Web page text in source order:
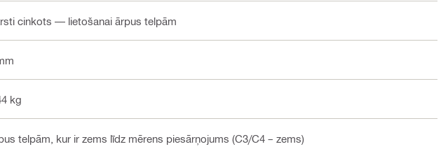
cinkots — lietošanai ārpus telpām
kg
telpām, kur ir zems līdz mērens piesārņojums (C3/C4 – zems)